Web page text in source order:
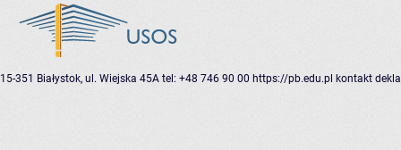
15-351 Białystok, ul. Wiejska 45A tel: +48 746 90 00 https://pb.edu.pl kontakt